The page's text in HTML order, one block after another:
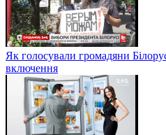
Як голосували громадяни
включення